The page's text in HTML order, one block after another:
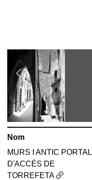
Nom
MURS I ANTIC PORTAL
D'ACCÉS DE
TORREFETA